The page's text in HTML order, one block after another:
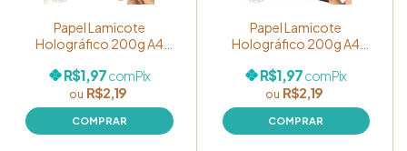
Papel Lamicote
Holográfico 200g A4
R$2,19
R$1,97comPix
Papel Lamicote
Holográfico 200g A4
R$2,19
R$1,97comPix